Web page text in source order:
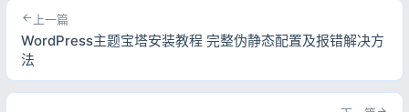
上一篇
WordPress主题宝塔安装教程 完整伪静态配置及报错解决方
法